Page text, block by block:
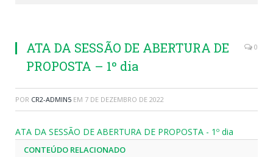
ATA DA SESSÃO DE ABERTURA DE
PROPOSTA – 1º dia
0
POR CR2-ADMIN5 EM 7 DE DEZEMBRO DE 2022
ATA DA SESSÃO DE ABERTURA DE PROPOSTA - 1º dia
CONTEÚDO RELACIONADO